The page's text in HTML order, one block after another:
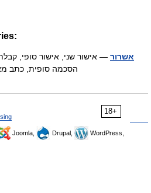
אשרור — אישור שני, אישור סופי,
הסכמה סופית, כתב
18+
Joomla, Drupal,
WordPress,